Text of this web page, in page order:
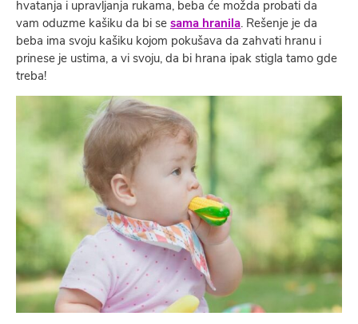
hvatanja i upravljanja rukama, beba će možda probati da
vam oduzme kašiku da bi se sama hranila. Rešenje je da
beba ima svoju kašiku kojom pokušava da zahvati hranu i
prinese je ustima, a vi svoju, da bi hrana ipak stigla tamo gde
treba!